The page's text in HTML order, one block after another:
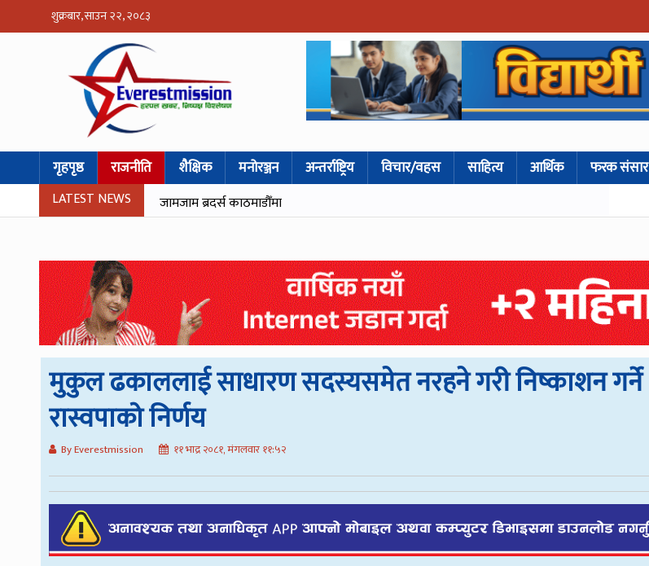
शुक्रबार, साउन २२, २०८३
गृहपृष्ठ राजनीति शैक्षिक मनोरञ्जन अन्तर्राष्ट्रिय विचार/वहस साहित्य आर्थिक फरक संसार
LATEST NEWS जामजाम ब्रदर्स काठमाडौँमा
मुकुल ढकाललाई साधारण सदस्यसमेत नरहने गरी निष्काशन गर्ने
रास्वपाको निर्णय
By Everestmission ११ भाद्र २०८१, मंगलवार ११:५२